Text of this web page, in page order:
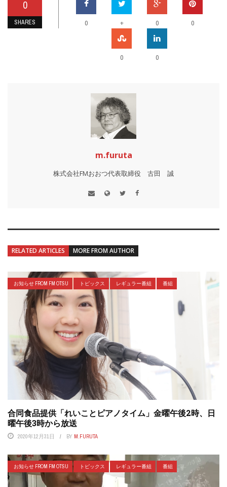
0
SHARES 0 + 0 0
0 0
m.furuta
株式会社FMおおつ代表取締役 古田 誠
RELATED ARTICLES MORE FROM AUTHOR
お知らせ FROM FM OTSU トピックス レギュラー番組 番組
合同食品提供「れいことピアノタイム」金曜午後2時、日
曜午後3時から放送
2020年12月31日 BY M.FURUTA
お知らせ FROM FM OTSU トピックス レギュラー番組 番組